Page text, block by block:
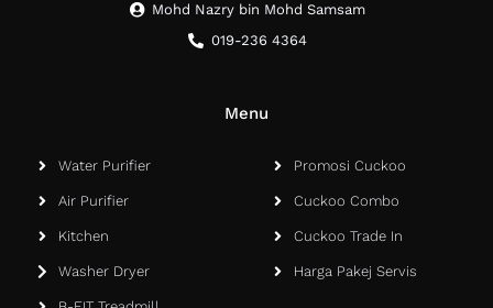
Mohd Nazry bin Mohd Samsam
019-236 4364
Menu
Water Purifier
Air Purifier
Kitchen
Washer Dryer
Promosi Cuckoo
Cuckoo Combo
Cuckoo Trade In
Harga Pakej Servis